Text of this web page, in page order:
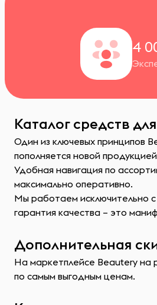
4
Каталог средств
Один из ключевых принципов
пополняется новой
Удобная навигация по
максимально оперативно.
Мы работаем исключительно
гарантия качества – это
Дополнительная
На маркетплейсе Beautery на
по самым выгодным ценам.